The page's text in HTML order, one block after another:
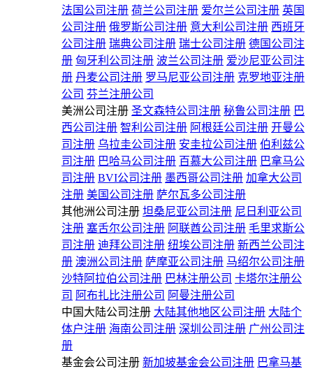
法国公司注册 荷兰公司注册 爱尔兰公司注册 英国
公司注册 俄罗斯公司注册 意大利公司注册 西班牙
公司注册 瑞典公司注册 瑞士公司注册 德国公司注
册 匈牙利公司注册 波兰公司注册 爱沙尼亚公司注
册 丹麦公司注册 罗马尼亚公司注册 克罗地亚注册
公司 芬兰注册公司
美洲公司注册 圣文森特公司注册 秘鲁公司注册 巴
西公司注册 智利公司注册 阿根廷公司注册 开曼公
司注册 乌拉圭公司注册 安圭拉公司注册 伯利兹公
司注册 巴哈马公司注册 百慕大公司注册 巴拿马公
司注册 BVI公司注册 墨西哥公司注册 加拿大公司
注册 美国公司注册 萨尔瓦多公司注册
其他洲公司注册 坦桑尼亚公司注册 尼日利亚公司
注册 塞舌尔公司注册 阿联酋公司注册 毛里求斯公
司注册 迪拜公司注册 纽埃公司注册 新西兰公司注
册 澳洲公司注册 萨摩亚公司注册 马绍尔公司注册
沙特阿拉伯公司注册 巴林注册公司 卡塔尔注册公
司 阿布扎比注册公司 阿曼注册公司
中国大陆公司注册 大陆其他地区公司注册 大陆个
体户注册 海南公司注册 深圳公司注册 广州公司注
册
基金会公司注册 新加坡基金会公司注册 巴拿马基